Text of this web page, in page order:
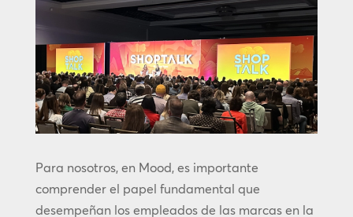
Para nosotros, en Mood, es importante
comprender el papel fundamental que
desempeñan los empleados de las marcas en la